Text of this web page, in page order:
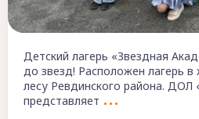
Детский лагерь «Звездная
до звезд! Расположен лагерь
лесу Ревдинского района. ДОЛ
представляет